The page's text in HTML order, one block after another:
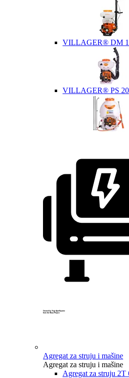
VILLAGER® DM
VILLAGER® PS 20
Created by Yogi Aprelliyanto
from the Noun Project
Agregat za struju i mašine
Agregat za struju i mašine
Agregat za struju